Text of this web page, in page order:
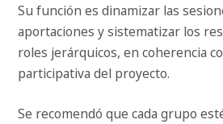
Su función es dinamizar las
aportaciones y sistematizar los
roles jerárquicos, en coherencia
participativa del proyecto.
Se recomendó que cada grupo